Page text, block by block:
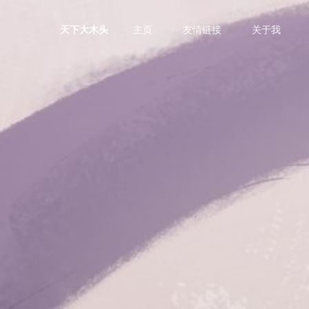
天下大木头 主页 友情链接 关于我